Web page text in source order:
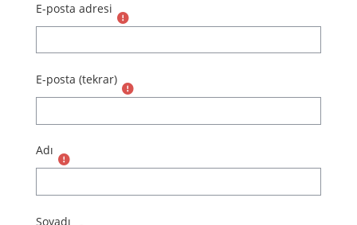
E-posta adresi
E-posta (tekrar)
Adı
Soyadı